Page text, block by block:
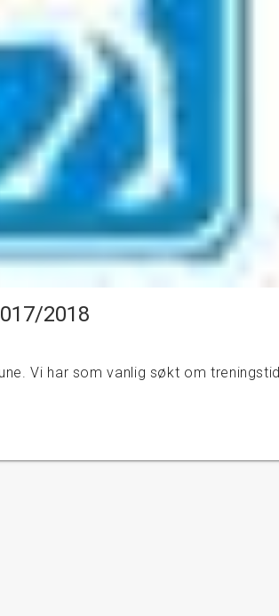
2018
Vi har som vanlig søkt om treningstid